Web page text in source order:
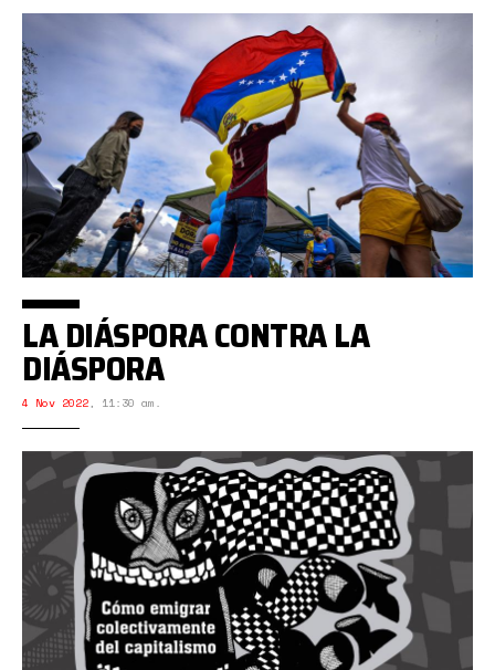
LA DIÁSPORA CONTRA LA
DIÁSPORA
4 Nov 2022, 11:30 am.